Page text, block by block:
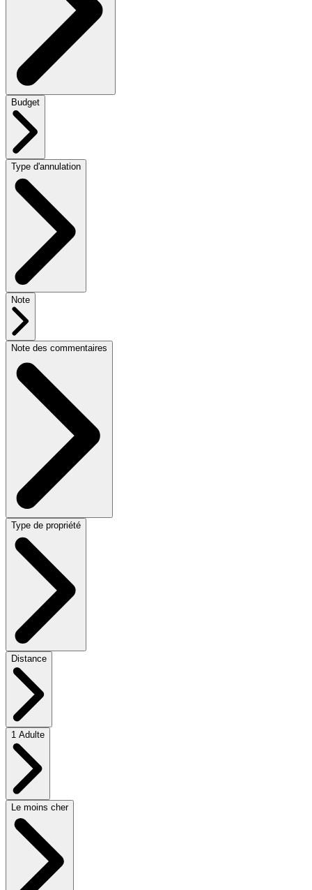
Budget
Type d'annulation
Note
Note des commentaires
Type de propriété
Distance
1 Adulte
Le moins cher